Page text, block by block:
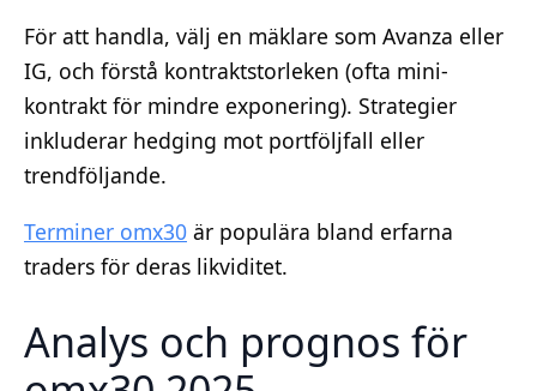
För att handla, välj en mäklare som Avanza eller
IG, och förstå kontraktstorleken (ofta mini-
kontrakt för mindre exponering). Strategier
inkluderar hedging mot portföljfall eller
trendföljande.
Terminer omx30 är populära bland erfarna
traders för deras likviditet.
Analys och prognos för